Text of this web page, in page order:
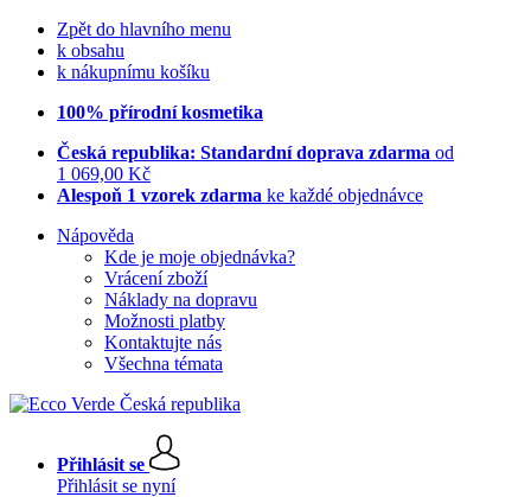
Zpět do hlavního menu
k obsahu
k nákupnímu košíku
100% přírodní kosmetika
Česká republika: Standardní doprava zdarma od
1 069,00 Kč
Alespoň 1 vzorek zdarma ke každé objednávce
Nápověda
Kde je moje objednávka?
Vrácení zboží
Náklady na dopravu
Možnosti platby
Kontaktujte nás
Všechna témata
Přihlásit se
Přihlásit se nyní